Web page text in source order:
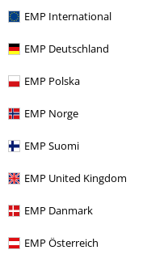
EMP International
EMP Deutschland
EMP Polska
EMP Norge
EMP Suomi
EMP United Kingdom
EMP Danmark
EMP Österreich
Qualité
avis vérifié